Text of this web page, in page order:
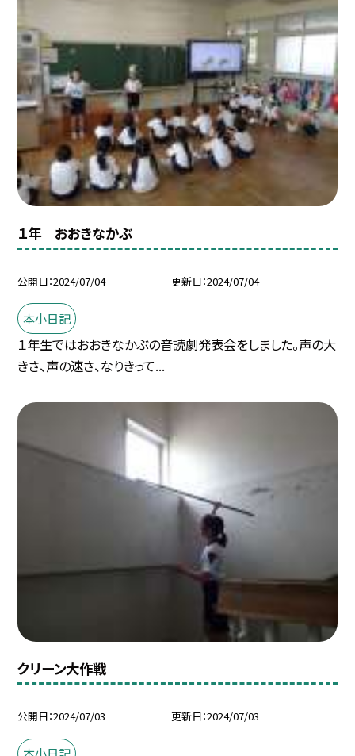
１年 おおきなかぶ
公開日 2024/07/04 更新日 2024/07/04
本小日記
１年生ではおおきなかぶの音読劇発表会をしました。声の大
きさ、声の速さ、なりきって...
クリーン大作戦
公開日 2024/07/03 更新日 2024/07/03